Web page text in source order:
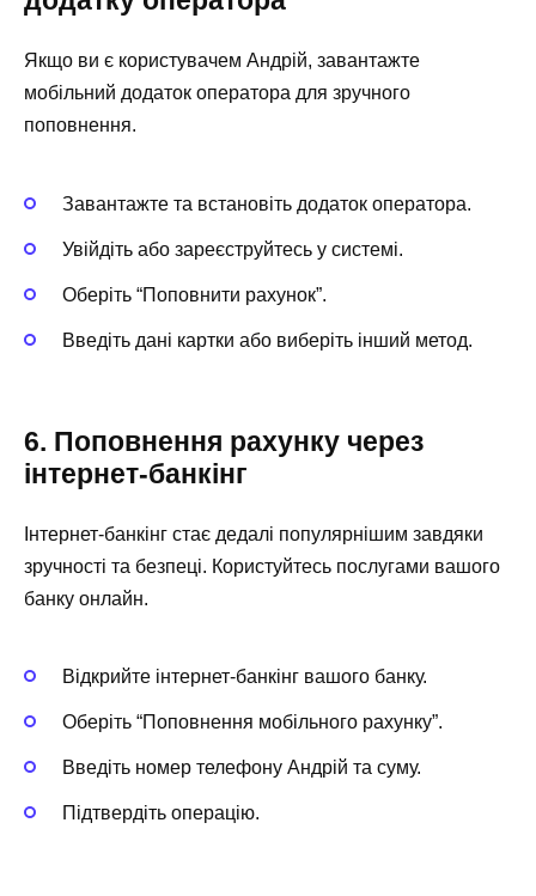
Якщо ви є користувачем Андрій, завантажте
мобільний додаток оператора для зручного
поповнення.
Завантажте та встановіть додаток оператора.
Увійдіть або зареєструйтесь у системі.
Оберіть “Поповнити рахунок”.
Введіть дані картки або виберіть інший метод.
6. Поповнення рахунку через
інтернет-банкінг
Інтернет-банкінг стає дедалі популярнішим завдяки
зручності та безпеці. Користуйтесь послугами вашого
банку онлайн.
Відкрийте інтернет-банкінг вашого банку.
Оберіть “Поповнення мобільного рахунку”.
Введіть номер телефону Андрій та суму.
Підтвердіть операцію.